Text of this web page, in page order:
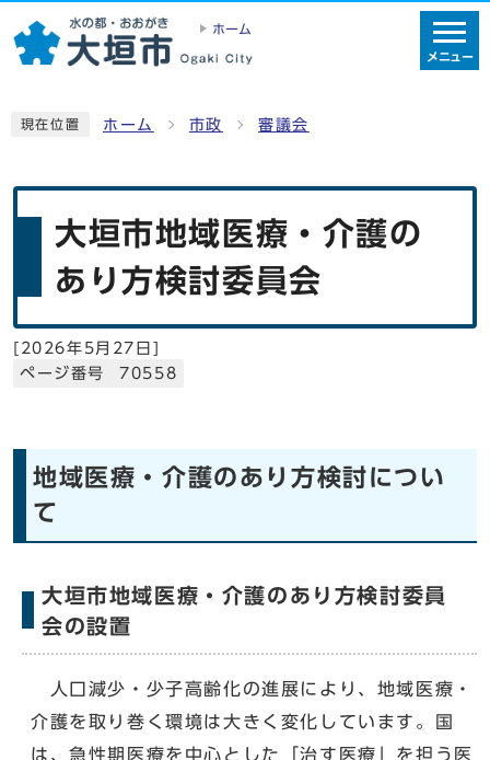
ホーム
メニュー
現在位置 ホーム 市政 審議会
大垣市地域医療・介護の
あり方検討委員会
[ 2026年5月27日 ]
ページ番号 70558
地域医療・介護のあり方検討につい
て
大垣市地域医療・介護のあり方検討委員
会の設置
人口減少・少子高齢化の進展により、地域医療・
介護を取り巻く環境は大きく変化しています。国
は、急性期医療を中心とした「治す医療」を担う医